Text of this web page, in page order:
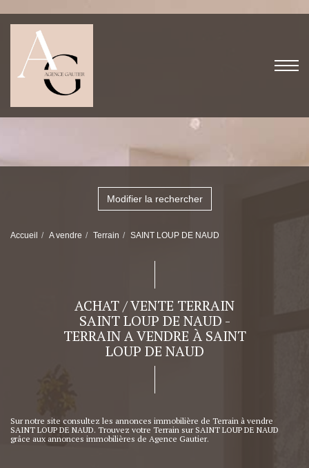
Modifier la rechercher
Accueil A vendre Terrain SAINT LOUP DE NAUD
ACHAT / VENTE TERRAIN
SAINT LOUP DE NAUD -
TERRAIN A VENDRE À SAINT
LOUP DE NAUD
Sur notre site consultez les annonces immobilière de Terrain à vendre
SAINT LOUP DE NAUD. Trouvez votre Terrain sur SAINT LOUP DE NAUD
grâce aux annonces immobilières de Agence Gautier.